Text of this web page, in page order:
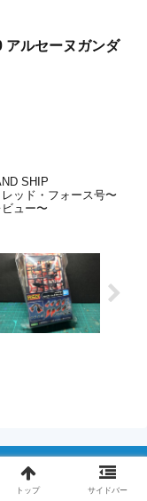
アルセーヌガンダ
SHIP
ッド・フォース号〜
ュー〜
トップ サイドバー